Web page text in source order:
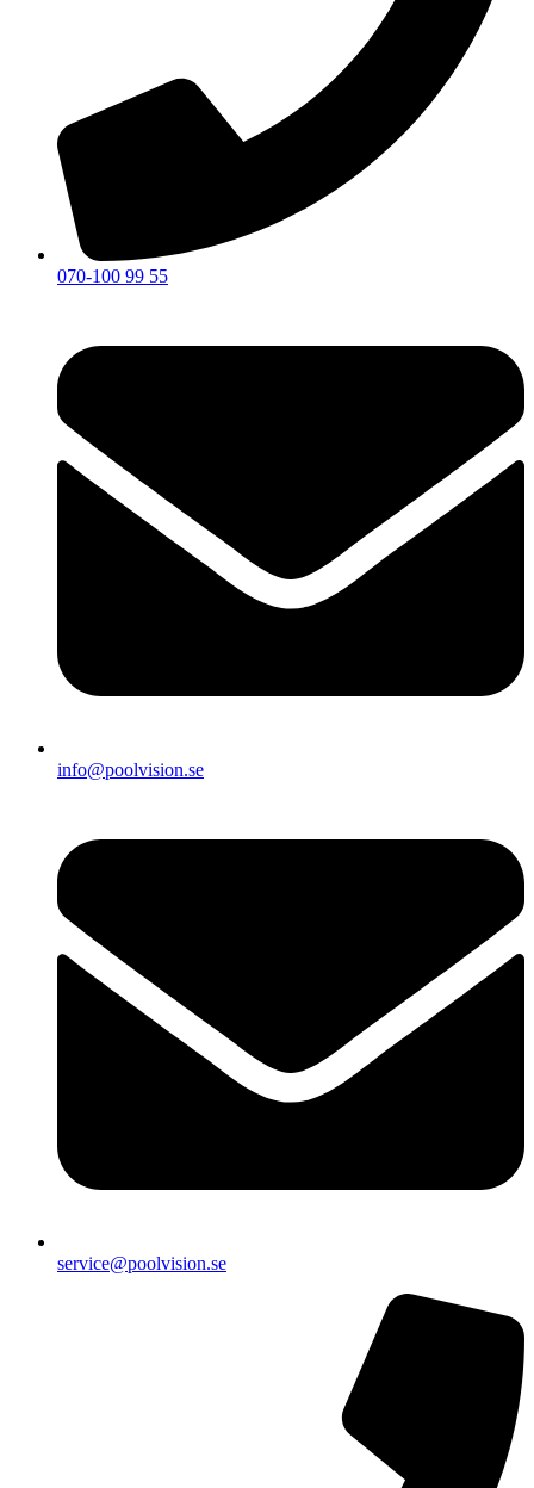
070-100 99 55
info@poolvision.se
service@poolvision.se